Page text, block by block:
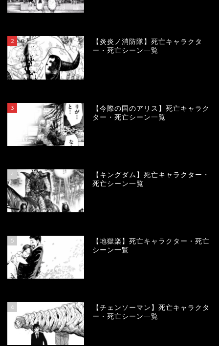
2
【炎炎ノ消防隊】死亡キャラクタ
ー・死亡シーン一覧
3
【今際の国のアリス】死亡キャラク
ター・死亡シーン一覧
4
【キングダム】死亡キャラクター・
死亡シーン一覧
5
【地獄楽】死亡キャラクター・死亡
シーン一覧
6
【チェンソーマン】死亡キャラクタ
ー・死亡シーン一覧